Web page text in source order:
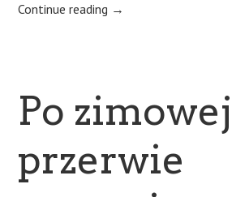
Continue reading →
Po zimowej
przerwie